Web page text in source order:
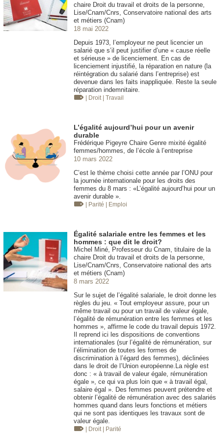
chaire Droit du travail et droits de la personne,
Lise/Cnam/Cnrs, Conservatoire national des arts
et métiers (Cnam)
18 mai 2022
Depuis 1973, l’employeur ne peut licencier un
salarié que s’il peut justifier d’une « cause réelle
et sérieuse » de licenciement. En cas de
licenciement injustifié, la réparation en nature (la
réintégration du salarié dans l’entreprise) est
devenue dans les faits inappliquée. Reste la seule
réparation indemnitaire.
| Droit | Travail
L’égalité aujourd’hui pour un avenir
durable
Frédérique Pigeyre Chaire Genre mixité égalité
femmes/hommes, de l’école à l’entreprise
10 mars 2022
C’est le thème choisi cette année par l’ONU pour
la journée internationale pour les droits des
femmes du 8 mars : «L’égalité aujourd’hui pour un
avenir durable ».
| Parité | Emploi
Égalité salariale entre les femmes et les
hommes : que dit le droit?
Michel Miné, Professeur du Cnam, titulaire de la
chaire Droit du travail et droits de la personne,
Lise/Cnam/Cnrs, Conservatoire national des arts
et métiers (Cnam)
8 mars 2022
Sur le sujet de l’égalité salariale, le droit donne les
règles du jeu. « Tout employeur assure, pour un
même travail ou pour un travail de valeur égale,
l’égalité de rémunération entre les femmes et les
hommes », affirme le code du travail depuis 1972.
Il reprend ici les dispositions de conventions
internationales (sur l’égalité de rémunération, sur
l’élimination de toutes les formes de
discrimination à l’égard des femmes), déclinées
dans le droit de l’Union européenne.La règle est
donc : « à travail de valeur égale, rémunération
égale », ce qui va plus loin que « à travail égal,
salaire égal ». Des femmes peuvent prétendre et
obtenir l’égalité de rémunération avec des salariés
hommes quand dans leurs fonctions et métiers
qui ne sont pas identiques les travaux sont de
valeur égale.
| Droit | Parité